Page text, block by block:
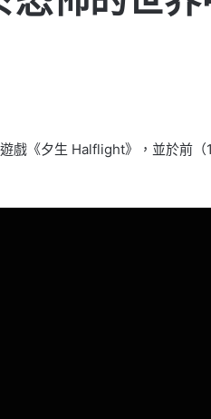
戲《夕生 Halflight》，並於前（